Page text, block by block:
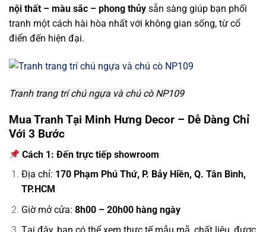
nội thất – màu sắc – phong thủy sẵn sàng giúp bạn phối
tranh một cách hài hòa nhất với không gian sống, từ cổ
điển đến hiện đại.
Tranh trang trí chú ngựa và chú cò NP109
Mua Tranh Tại Minh Hưng Decor – Dễ Dàng Chỉ
Với 3 Bước
Cách 1: Đến trực tiếp showroom
Địa chỉ: 170 Phạm Phú Thứ, P. Bảy Hiền, Q. Tân Bình,
TP.HCM
Giờ mở cửa: 8h00 – 20h00 hàng ngày